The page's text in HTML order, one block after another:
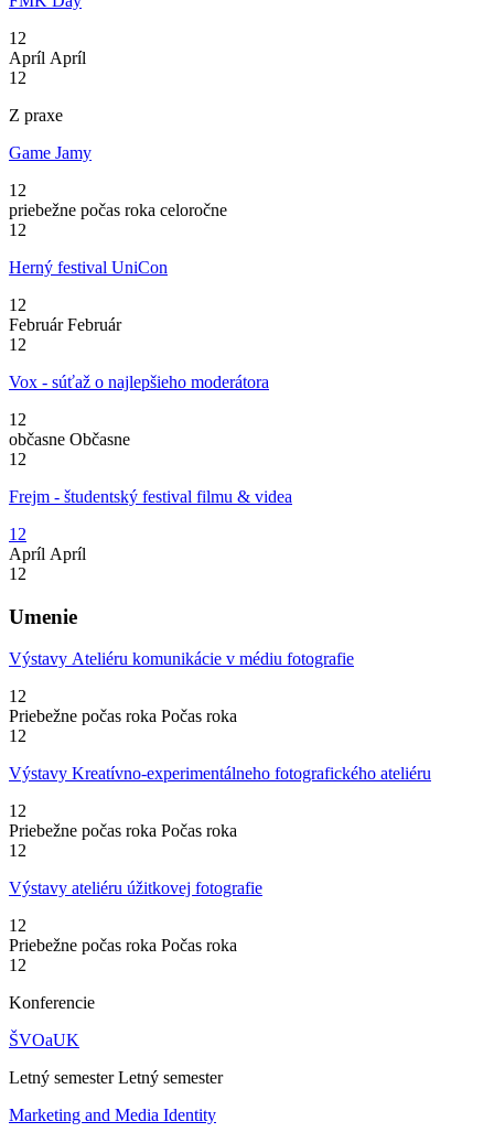
12
Apríl Apríl
12
Z praxe
Game Jamy
12
priebežne počas roka celoročne
12
Herný festival UniCon
12
Február Február
12
Vox - súťaž o najlepšieho moderátora
12
občasne Občasne
12
Frejm - študentský festival filmu & videa
12
Apríl Apríl
12
Umenie
Výstavy Ateliéru komunikácie v médiu fotografie
12
Priebežne počas roka Počas roka
12
Výstavy Kreatívno-experimentálneho fotografického ateliéru
12
Priebežne počas roka Počas roka
12
Výstavy ateliéru úžitkovej fotografie
12
Priebežne počas roka Počas roka
12
Konferencie
ŠVOaUK
Letný semester Letný semester
Marketing and Media Identity